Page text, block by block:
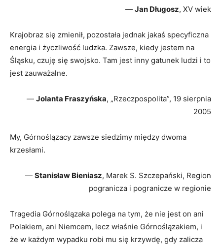
— Jan Długosz, XV wiek
Krajobraz się zmienił, pozostała jednak jakaś specyficzna
energia i życzliwość ludzka. Zawsze, kiedy jestem na
Śląsku, czuję się swojsko. Tam jest inny gatunek ludzi i to
jest zauważalne.
— Jolanta Fraszyńska, „Rzeczpospolita”, 19 sierpnia
2005
My, Górnoślązacy zawsze siedzimy między dwoma
krzesłami.
— Stanisław Bieniasz, Marek S. Szczepański, Region
pogranicza i pogranicze w regionie
Tragedia Górnoślązaka polega na tym, że nie jest on ani
Polakiem, ani Niemcem, lecz właśnie Górnoślązakiem, i
że w każdym wypadku robi mu się krzywdę, gdy zalicza